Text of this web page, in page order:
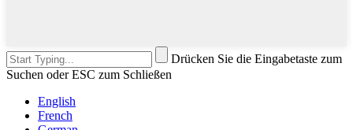
Drücken Sie die Eingabetaste zum
Suchen oder ESC zum Schließen
English
French